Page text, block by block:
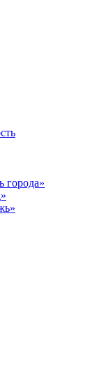
города»